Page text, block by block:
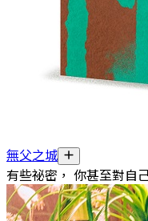
無父之城
有些祕密， 你甚至對自